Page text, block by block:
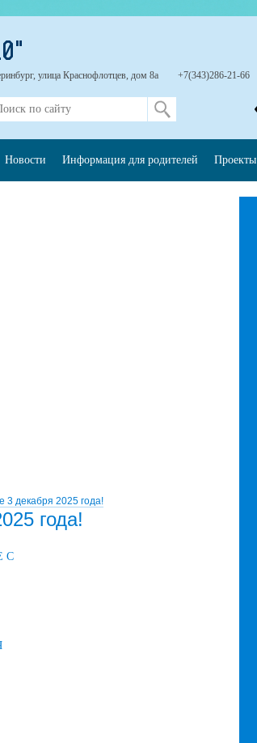
3 декабря 2025 года!
года!
С
улица Краснофлотцев, дом 8а +7(343)286-21-66
Новости Информация для родителей Проекты